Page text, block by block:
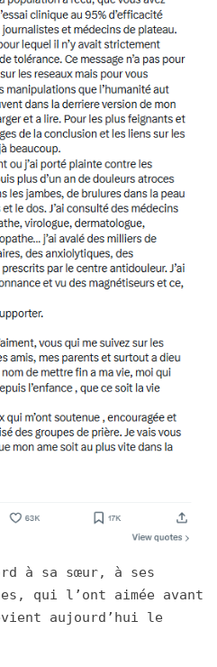
à sa sœur, à ses
qui l’ont aimée avant
aujourd’hui le